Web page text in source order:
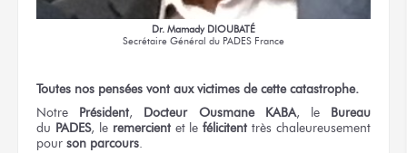
Dr. Mamady DIOUBATÉ
Secrétaire Général du PADES France
Toutes nos pensées vont aux victimes de cette catastrophe.
Notre Président, Docteur Ousmane KABA, le Bureau
du PADES, le remercient et lefélicitent très chaleureusement
pour son parcours.